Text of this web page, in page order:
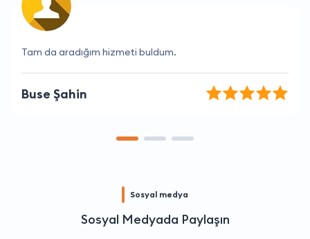
İhtiyaçlarımı tam olarak karşılayan bir firma.
Okan Altın
Sosyal medya
Sosyal Medyada Paylaşın